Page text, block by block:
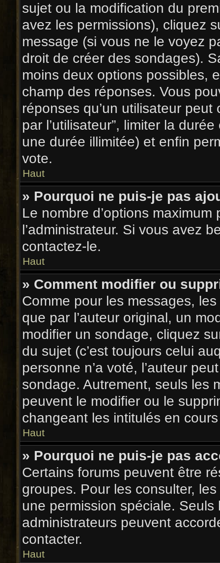
sujet ou la modification du
avez les permissions), cliquez
message (si vous ne le voyez
droit de créer des sondages).
moins deux options possibles,
champ des réponses. Vous
réponses qu’un utilisateur
par l’utilisateur”, limiter la
une durée illimitée) et enfin
vote.
Haut
» Pourquoi ne puis-je pas
Le nombre d’options
l’administrateur. Si vous avez
contactez-le.
Haut
» Comment modifier ou
Comme pour les messages,
que par l’auteur original, un
modifier un sondage, cliquez
du sujet (c’est toujours celui
personne n’a voté, l’auteur
sondage. Autrement, seuls les
peuvent le modifier ou le
changeant les intitulés en
Haut
» Pourquoi ne puis-je pas
Certains forums peuvent être
groupes. Pour les consulter,
une permission spéciale.
administrateurs peuvent
contacter.
Haut